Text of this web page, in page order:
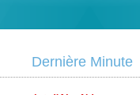
Dernière Minute
au point d'Aby Ndour
de sa fille et retraite